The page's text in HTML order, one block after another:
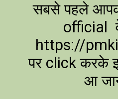
सबसे पहले
official
https://
पर click करके
आ